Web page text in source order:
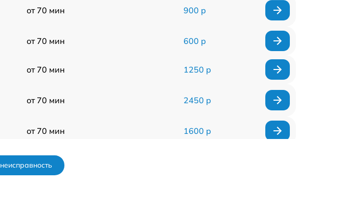
от 70 мин 900 р
от 70 мин 600 р
от 70 мин 1250 р
от 70 мин 2450 р
от 70 мин 1600 р
от 70 мин